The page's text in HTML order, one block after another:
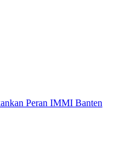
Peran IMMI Banten